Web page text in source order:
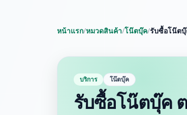
หน้าแรก/หมวดสินค้า/โน๊ตบุ๊ค/รับซื้อโน๊ตบุ๊
บริการ โน๊ตบุ๊ค
รับซื้อโน๊ตบุ๊ค